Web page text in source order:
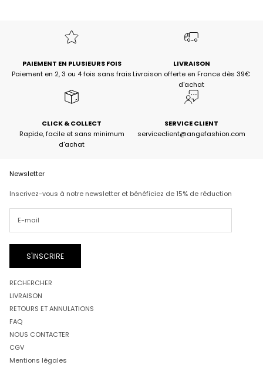
PAIEMENT EN PLUSIEURS FOIS
Paiement en 2, 3 ou 4 fois sans frais
LIVRAISON
Livraison offerte en France dès 39€
d'achat
CLICK & COLLECT
Rapide, facile et sans minimum
d'achat
SERVICE CLIENT
serviceclient@angefashion.com
Newsletter
Inscrivez-vous à notre newsletter et bénéficiez de 15% de réduction
S'INSCRIRE
RECHERCHER
LIVRAISON
RETOURS ET ANNULATIONS
FAQ
NOUS CONTACTER
CGV
Mentions légales